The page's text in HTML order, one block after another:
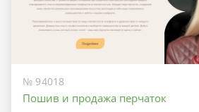
№ 94018
Пошив и продажа перчаток